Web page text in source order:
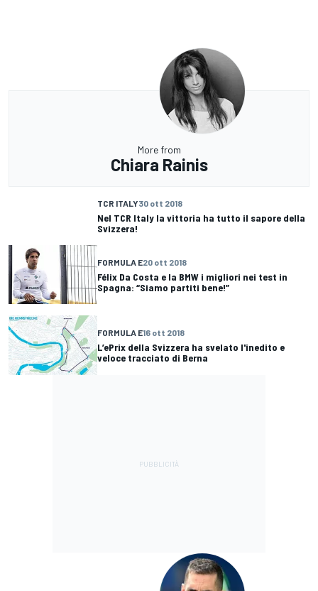
More from
Chiara Rainis
TCR ITALY30 ott 2018
Nel TCR Italy la vittoria ha tutto il sapore della
Svizzera!
FORMULA E20 ott 2018
Félix Da Costa e la BMW i migliori nei test in
Spagna: “Siamo partiti bene!”
FORMULA E16 ott 2018
L’ePrix della Svizzera ha svelato l'inedito e
veloce tracciato di Berna